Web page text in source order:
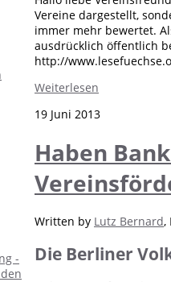
-
Vereine dargestellt,
immer mehr bewertet.
ausdrücklich öffentlich
http://
Weiterlesen
19 Juni 2013
Haben
Written by Lutz Bernard,
Die Berliner